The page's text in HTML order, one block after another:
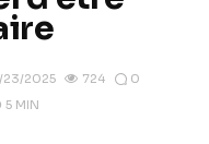
23/2025 724
0
5 MIN